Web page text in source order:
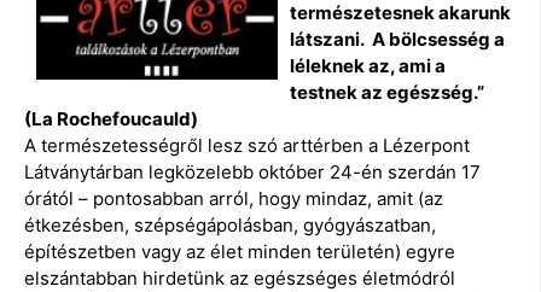
természetesnek akarunk
látszani. A bölcsesség a
léleknek az, ami a
testnek az egészség.”
(La Rochefoucauld)
A természetességről lesz szó arttérben a Lézerpont
Látványtárban legközelebb október 24-én szerdán 17
órától – pontosabban arról, hogy mindaz, amit (az
étkezésben, szépségápolásban, gyógyászatban,
építészetben vagy az élet minden területén) egyre
elszántabban hirdetünk az egészséges életmódról